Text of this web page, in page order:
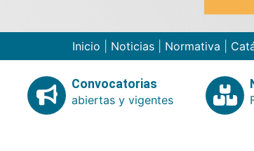
Inicio Noticias Normativa
Convocatorias
abiertas y vigentes